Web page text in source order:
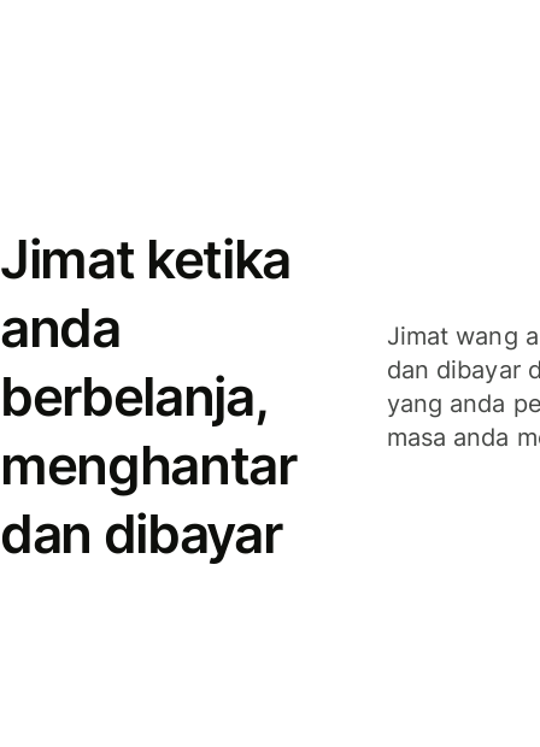
Jimat ketika
anda
berbelanja,
menghantar
dan dibayar
Jimat wang
dan dibayar
yang anda
masa anda